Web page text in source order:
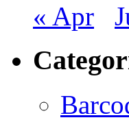
« Apr